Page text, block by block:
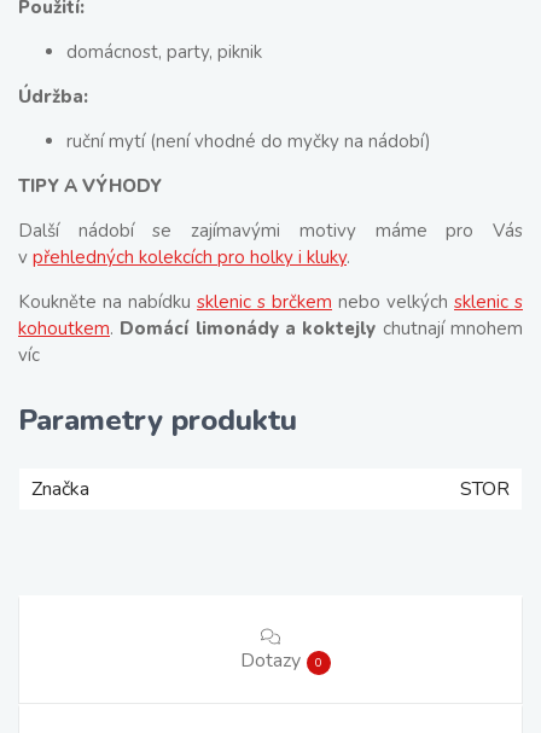
Použití:
domácnost, party, piknik
Údržba:
ruční mytí (není vhodné do myčky na nádobí)
TIPY A VÝHODY
Další nádobí se zajímavými motivy máme pro Vás
v přehledných kolekcích pro holky i kluky.
Koukněte na nabídku sklenic s brčkem nebo velkých sklenic s
kohoutkem. Domácí limonády a koktejly chutnají mnohem
víc
Parametry produktu
Značka STOR
Dotazy 0